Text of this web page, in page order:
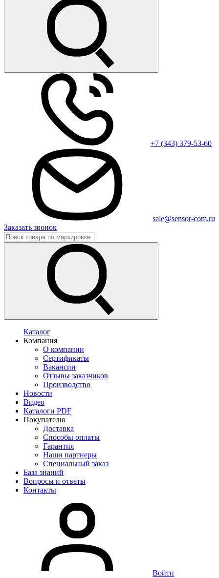
+7 (343) 379-53-60
sale@sensor-com.ru
Заказать звонок
Каталог
Компания
О компании
Сертификаты
Вакансии
Отзывы заказчиков
Производство
Новости
Видео
Каталоги PDF
Покупателю
Доставка
Способы оплаты
Гарантия
Наши партнеры
Специальный заказ
База знаний
Вопросы и ответы
Контакты
Войти